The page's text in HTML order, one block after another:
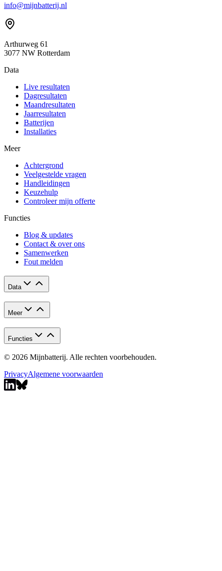
info@mijnbatterij.nl
Arthurweg 61
3077 NW Rotterdam
Data
Live resultaten
Dagresultaten
Maandresultaten
Jaarresultaten
Batterijen
Installaties
Meer
Achtergrond
Veelgestelde vragen
Handleidingen
Keuzehulp
Controleer mijn offerte
Functies
Blog & updates
Contact & over ons
Samenwerken
Fout melden
Data
Meer
Functies
© 2026 Mijnbatterij. Alle rechten voorbehouden.
PrivacyAlgemene voorwaarden